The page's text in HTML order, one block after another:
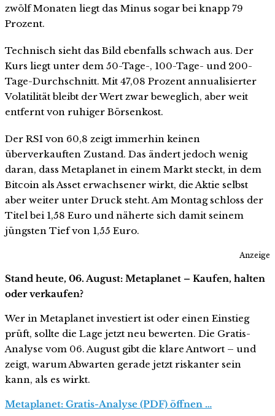
zwölf Monaten liegt das Minus sogar bei knapp 79
Prozent.
Technisch sieht das Bild ebenfalls schwach aus. Der
Kurs liegt unter dem 50-Tage-, 100-Tage- und 200-
Tage-Durchschnitt. Mit 47,08 Prozent annualisierter
Volatilität bleibt der Wert zwar beweglich, aber weit
entfernt von ruhiger Börsenkost.
Der RSI von 60,8 zeigt immerhin keinen
überverkauften Zustand. Das ändert jedoch wenig
daran, dass Metaplanet in einem Markt steckt, in dem
Bitcoin als Asset erwachsener wirkt, die Aktie selbst
aber weiter unter Druck steht. Am Montag schloss der
Titel bei 1,58 Euro und näherte sich damit seinem
jüngsten Tief von 1,55 Euro.
Anzeige
Stand heute, 06. August: Metaplanet – Kaufen, halten
oder verkaufen?
Wer in Metaplanet investiert ist oder einen Einstieg
prüft, sollte die Lage jetzt neu bewerten. Die Gratis-
Analyse vom 06. August gibt die klare Antwort – und
zeigt, warum Abwarten gerade jetzt riskanter sein
kann, als es wirkt.
Metaplanet: Gratis-Analyse (PDF) öffnen …